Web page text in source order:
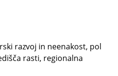
razvoj in neenakost, pol
rasti, regionalna